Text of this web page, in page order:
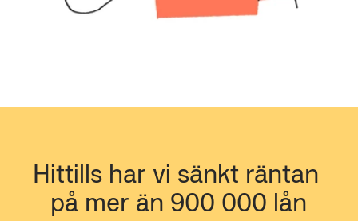
Hittills har vi sänkt räntan
på mer än 900 000 lån